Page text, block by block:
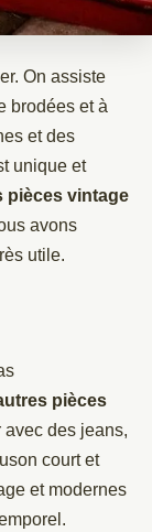
On assiste
brodées et à
et des
unique et
pièces vintage
avons
utile.
pièces
avec des jeans,
court et
et modernes